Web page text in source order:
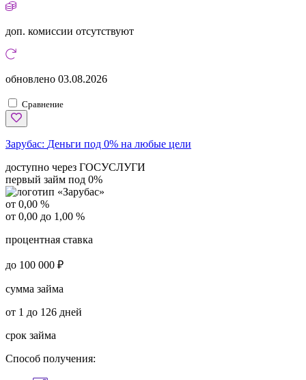
доп. комиссии отсутствуют
обновлено 03.08.2026
Сравнение
Зарубас: Деньги под 0% на любые цели
доступно через ГОСУСЛУГИ
первый займ под 0%
от 0,00 %
от 0,00 до 1,00 %
процентная ставка
до 100 000 ₽
сумма займа
от 1 до 126 дней
срок займа
Способ получения: